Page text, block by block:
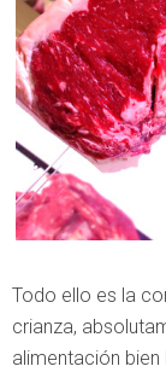
Todo ello es la
crianza,
alimentación